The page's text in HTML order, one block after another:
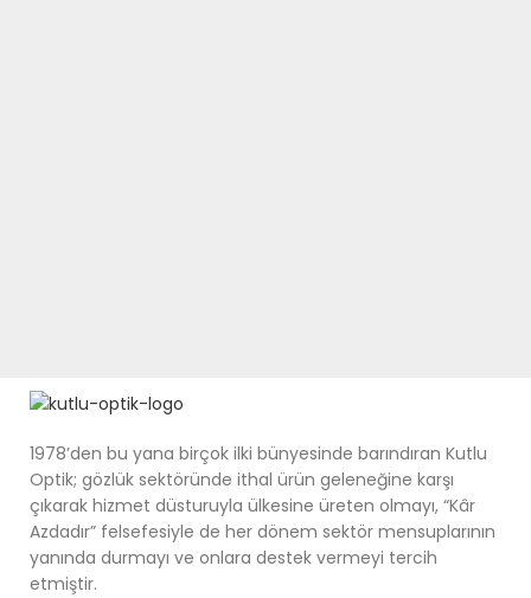
1978’den bu yana birçok ilki bünyesinde barındıran Kutlu
Optik; gözlük sektöründe ithal ürün geleneğine karşı
çıkarak hizmet düsturuyla ülkesine üreten olmayı, “Kâr
Azdadır” felsefesiyle de her dönem sektör mensuplarının
yanında durmayı ve onlara destek vermeyi tercih
etmiştir.